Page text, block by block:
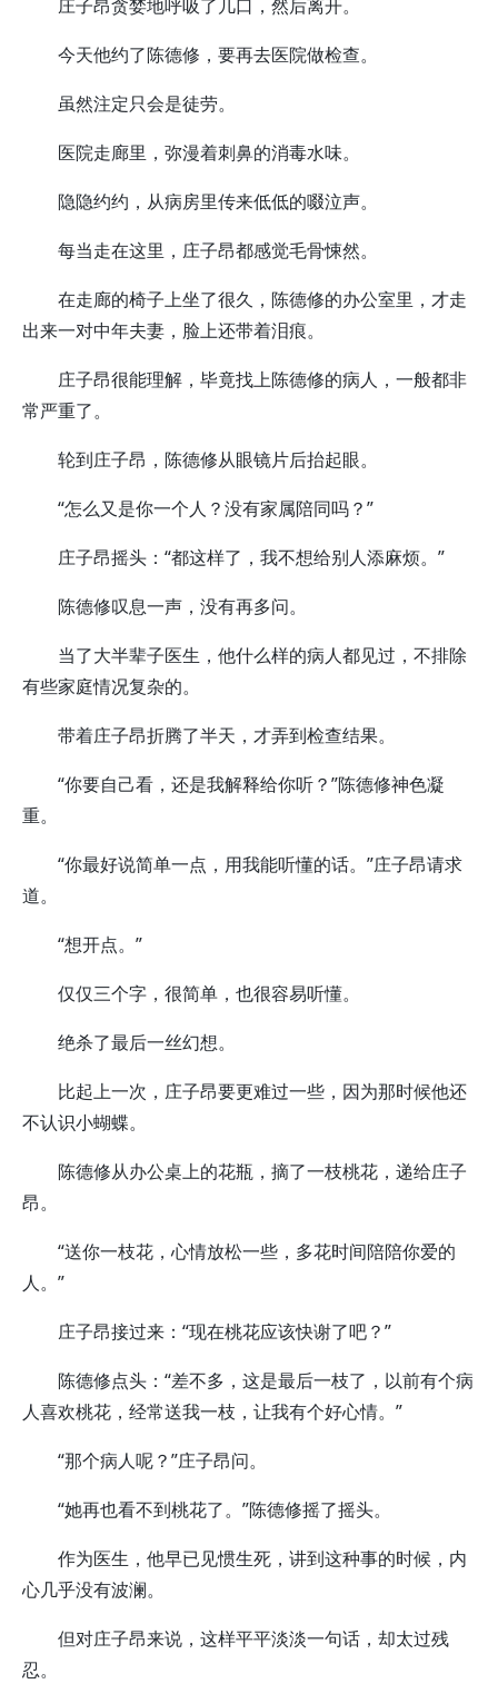
庄子昂贪婪地呼吸了几口，然后离开。
今天他约了陈德修，要再去医院做检查。
虽然注定只会是徒劳。
医院走廊里，弥漫着刺鼻的消毒水味。
隐隐约约，从病房里传来低低的啜泣声。
每当走在这里，庄子昂都感觉毛骨悚然。
在走廊的椅子上坐了很久，陈德修的办公室里，才走
出来一对中年夫妻，脸上还带着泪痕。
庄子昂很能理解，毕竟找上陈德修的病人，一般都非
常严重了。
轮到庄子昂，陈德修从眼镜片后抬起眼。
“怎么又是你一个人？没有家属陪同吗？”
庄子昂摇头：“都这样了，我不想给别人添麻烦。”
陈德修叹息一声，没有再多问。
当了大半辈子医生，他什么样的病人都见过，不排除
有些家庭情况复杂的。
带着庄子昂折腾了半天，才弄到检查结果。
“你要自己看，还是我解释给你听？”陈德修神色凝
重。
“你最好说简单一点，用我能听懂的话。”庄子昂请求
道。
“想开点。”
仅仅三个字，很简单，也很容易听懂。
绝杀了最后一丝幻想。
比起上一次，庄子昂要更难过一些，因为那时候他还
不认识小蝴蝶。
陈德修从办公桌上的花瓶，摘了一枝桃花，递给庄子
昂。
“送你一枝花，心情放松一些，多花时间陪陪你爱的
人。”
庄子昂接过来：“现在桃花应该快谢了吧？”
陈德修点头：“差不多，这是最后一枝了，以前有个病
人喜欢桃花，经常送我一枝，让我有个好心情。”
“那个病人呢？”庄子昂问。
“她再也看不到桃花了。”陈德修摇了摇头。
作为医生，他早已见惯生死，讲到这种事的时候，内
心几乎没有波澜。
但对庄子昂来说，这样平平淡淡一句话，却太过残
忍。